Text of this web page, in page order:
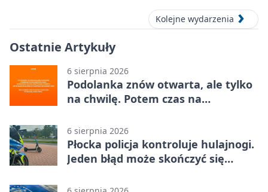
Kolejne wydarzenia
Ostatnie Artykuły
6 sierpnia 2026
Podolanka znów otwarta, ale tylko
na chwilę. Potem czas na
6 sierpnia 2026
Płocka policja kontroluje hulajnogi.
Jeden błąd może skończyć się